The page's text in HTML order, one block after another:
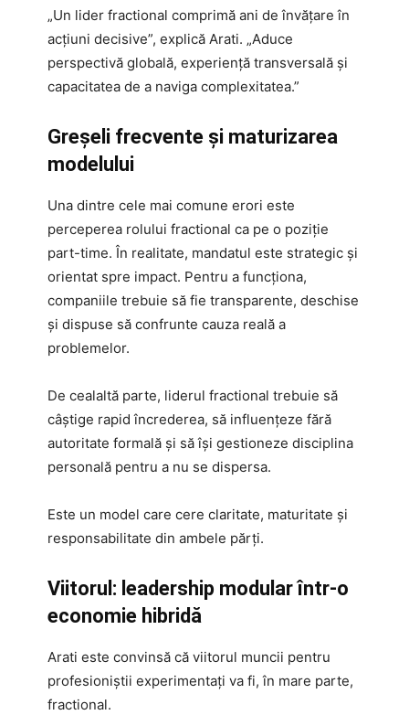
„Un lider fractional comprimă ani de învățare în
acțiuni decisive”, explică Arati. „Aduce
perspectivă globală, experiență transversală și
capacitatea de a naviga complexitatea.”
Greșeli frecvente și maturizarea
modelului
Una dintre cele mai comune erori este
perceperea rolului fractional ca pe o poziție
part-time. În realitate, mandatul este strategic și
orientat spre impact. Pentru a funcționa,
companiile trebuie să fie transparente, deschise
și dispuse să confrunte cauza reală a
problemelor.
De cealaltă parte, liderul fractional trebuie să
câștige rapid încrederea, să influențeze fără
autoritate formală și să își gestioneze disciplina
personală pentru a nu se dispersa.
Este un model care cere claritate, maturitate și
responsabilitate din ambele părți.
Viitorul: leadership modular într-o
economie hibridă
Arati este convinsă că viitorul muncii pentru
profesioniștii experimentați va fi, în mare parte,
fractional.